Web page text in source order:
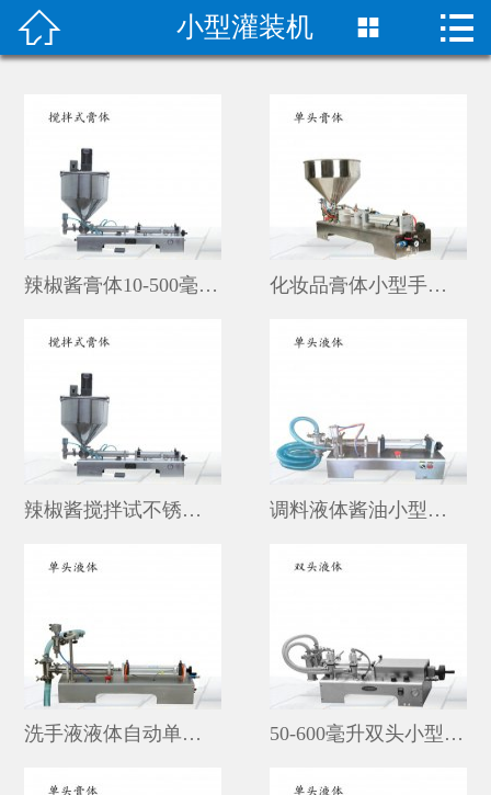
 首页
产品中心
荣誉资质
联系我们
 小型灌装机  
辣椒酱膏体10-500毫升小型灌装机价格 化妆品膏体小型手动瓶装称重灌装机设备
辣椒酱搅拌试不锈钢灌装机20-500毫升 调料液体酱油小型灌装机1-500毫升
洗手液液体自动单头小型灌装机 50-600毫升双头小型食用油灌装机价格